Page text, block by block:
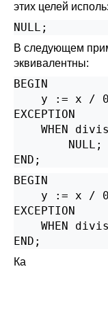
этих целей
В следующем
эквивалентны:
BEGIN
y := x /
EXCEPTION
WHEN
NULL;
END;
BEGIN
y := x /
EXCEPTION
WHEN
END;
Ка